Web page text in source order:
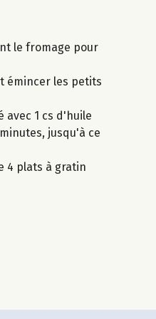
le fromage pour
émincer les petits
1 cs d'huile
jusqu'à ce
4 plats à gratin